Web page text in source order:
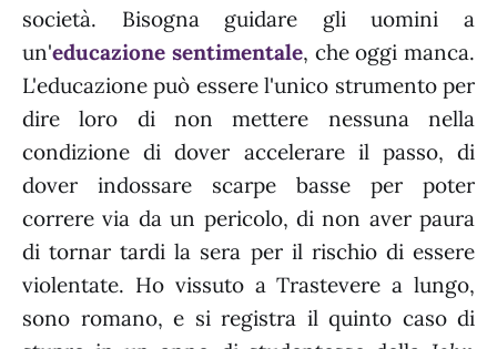
società. Bisogna guidare gli uomini a
un'educazione sentimentale, che oggi manca.
L'educazione può essere l'unico strumento per
dire loro di non mettere nessuna nella
condizione di dover accelerare il passo, di
dover indossare scarpe basse per poter
correre via da un pericolo, di non aver paura
di tornar tardi la sera per il rischio di essere
violentate. Ho vissuto a Trastevere a lungo,
sono romano, e si registra il quinto caso di